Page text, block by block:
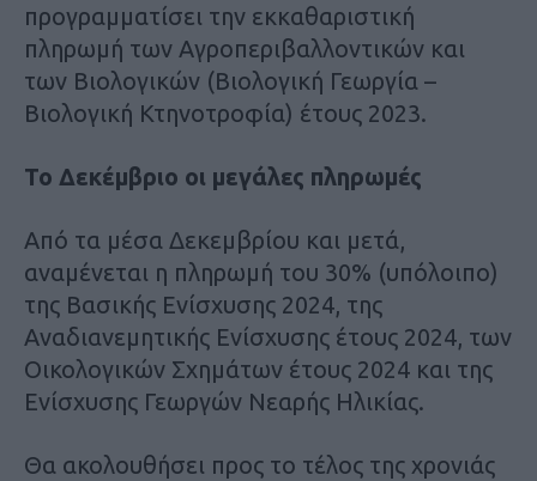
προγραμματίσει την εκκαθαριστική
πληρωμή των Αγροπεριβαλλοντικών και
των Βιολογικών (Βιολογική Γεωργία –
Βιολογική Κτηνοτροφία) έτους 2023.
Το Δεκέμβριο οι μεγάλες πληρωμές
Από τα μέσα Δεκεμβρίου και μετά,
αναμένεται η πληρωμή του 30% (υπόλοιπο)
της Βασικής Ενίσχυσης 2024, της
Αναδιανεμητικής Ενίσχυσης έτους 2024, των
Οικολογικών Σχημάτων έτους 2024 και της
Ενίσχυσης Γεωργών Νεαρής Ηλικίας.
Θα ακολουθήσει προς το τέλος της χρονιάς